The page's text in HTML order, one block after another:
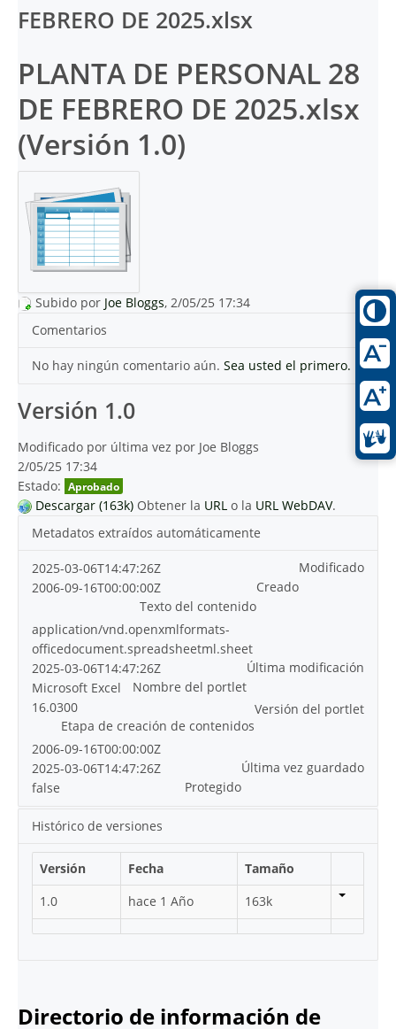
FEBRERO DE 2025.xlsx
PLANTA DE PERSONAL 28
DE FEBRERO DE 2025.xlsx
(Versión 1.0)
Subido por Joe Bloggs, 2/05/25 17:34
Comentarios
No hay ningún comentario aún. Sea usted el primero.
Versión 1.0
Modificado por última vez por Joe Bloggs
2/05/25 17:34
Estado: Aprobado
Descargar (163k) Obtener la URL o la URL WebDAV.
Metadatos extraídos automáticamente
Modificado
2025-03-06T14:47:26Z
Creado
2006-09-16T00:00:00Z
Texto del contenido
application/vnd.openxmlformats-
officedocument.spreadsheetml.sheet
Última modificación
2025-03-06T14:47:26Z
Nombre del portlet
Microsoft Excel
Versión del portlet
16.0300
Etapa de creación de contenidos
2006-09-16T00:00:00Z
Última vez guardado
2025-03-06T14:47:26Z
Protegido
false
Histórico de versiones
Versión Fecha
Tamaño
1.0
hace 1 Año 163k
Directorio de información de